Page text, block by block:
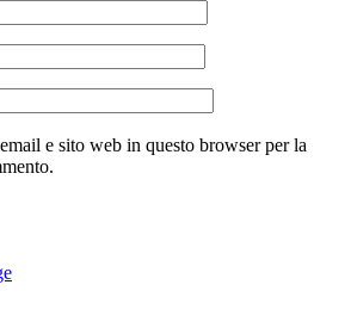
e sito web in questo browser per la